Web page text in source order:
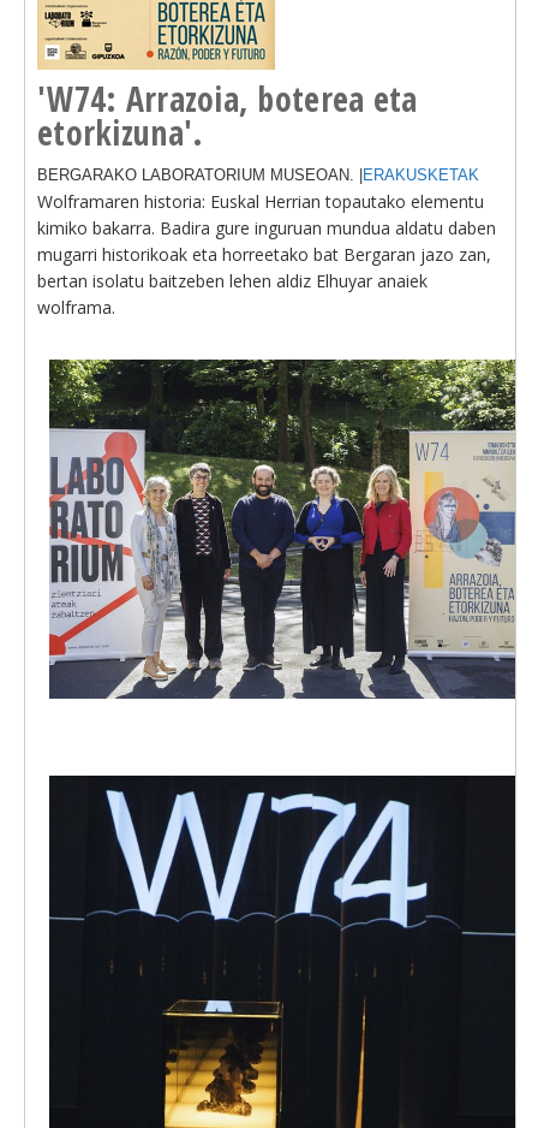
'W74: Arrazoia, boterea eta
etorkizuna'.
BERGARAKO LABORATORIUM MUSEOAN. | ERAKUSKETAK
Wolframaren historia: Euskal Herrian topautako elementu
kimiko bakarra. Badira gure inguruan mundua aldatu daben
mugarri historikoak eta horreetako bat Bergaran jazo zan,
bertan isolatu baitzeben lehen aldiz Elhuyar anaiek
wolframa.